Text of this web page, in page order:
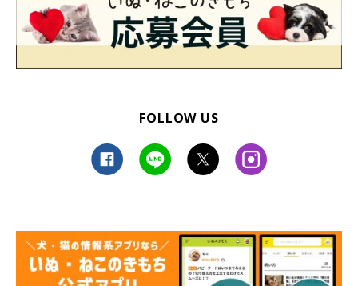
FOLLOW US